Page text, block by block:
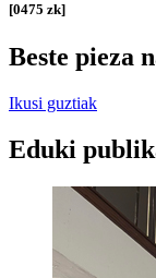
[0475 zk]
Beste pieza
Ikusi guztiak
Eduki